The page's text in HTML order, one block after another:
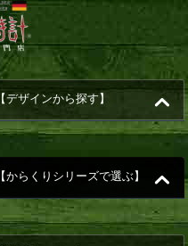
【デザインから探す】
【からくりシリーズで選ぶ】